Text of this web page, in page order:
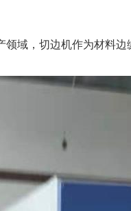
域，切边机作为材料